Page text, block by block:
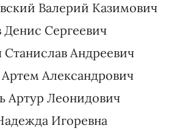
Андреевна
Анастасия Борисовна
Кристина Валериевна
Гариковна
Екатерина Андреевна
Александровна